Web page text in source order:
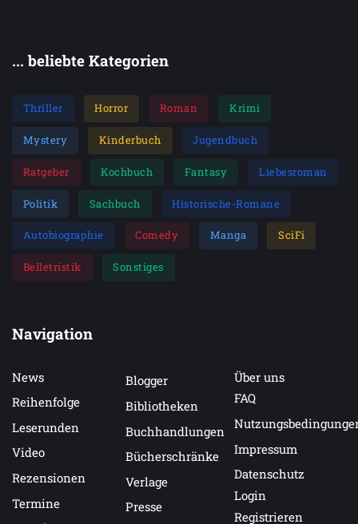
... beliebte Kategorien
Thriller Horror Roman Krimi
Mystery Kinderbuch Jugendbuch
Ratgeber Kochbuch Fantasy Liebesroman
Politik Sachbuch Historische-Romane
Autobiographie Comedy Manga SciFi
Belletristik Sonstiges
Navigation
News
Reihenfolge
Leserunden
Video
Rezensionen
Termine
Blogger
Bibliotheken
Buchhandlungen
Bücherschränke
Verlage
Presse
Über uns
FAQ
Impressum
Datenschutz
Login
Registrieren